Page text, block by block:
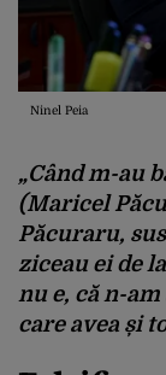
Ninel Peia
„Când m-au
(Maricel
Păcuraru,
ziceau ei de
nu e, că n-
care avea și